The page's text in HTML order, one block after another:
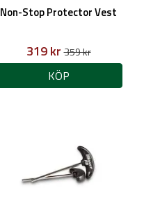
Non-Stop Protector Vest
319 kr359 kr
KÖP